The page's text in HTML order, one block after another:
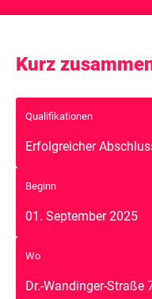
Kurz
Qualifikationen
Erfolgreicher
Beginn
01. September 2025
Wo
Dr.-Wandinger-Straße